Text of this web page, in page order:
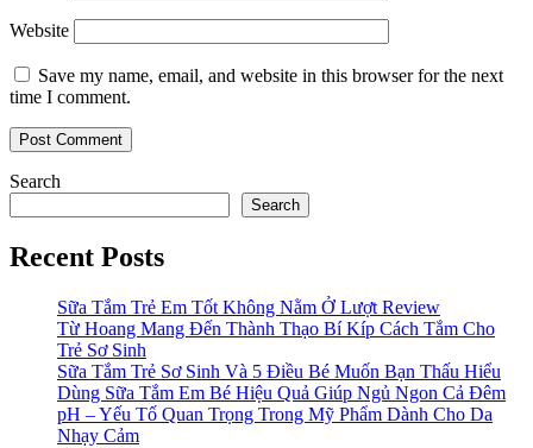
Website
Save my name, email, and website in this browser for the next
time I comment.
Search
Search
Recent Posts
Sữa Tắm Trẻ Em Tốt Không Nằm Ở Lượt Review
Từ Hoang Mang Đến Thành Thạo Bí Kíp Cách Tắm Cho
Trẻ Sơ Sinh
Sữa Tắm Trẻ Sơ Sinh Và 5 Điều Bé Muốn Bạn Thấu Hiểu
Dùng Sữa Tắm Em Bé Hiệu Quả Giúp Ngủ Ngon Cả Đêm
pH – Yếu Tố Quan Trọng Trong Mỹ Phẩm Dành Cho Da
Nhạy Cảm